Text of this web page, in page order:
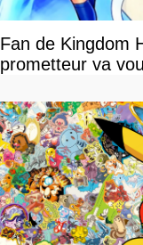
Fan de Kingdom
prometteur va